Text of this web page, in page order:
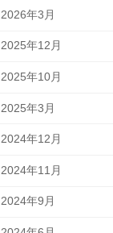
2026年3月
2025年12月
2025年10月
2025年3月
2024年12月
2024年11月
2024年9月